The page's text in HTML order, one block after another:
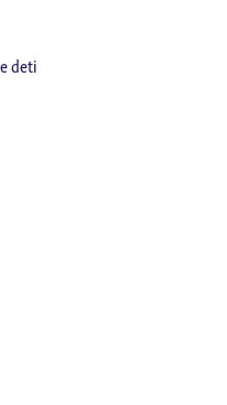
deti